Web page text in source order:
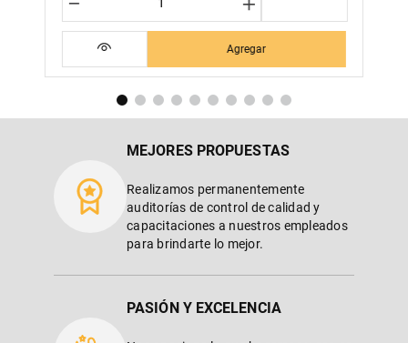
Agregar
MEJORES PROPUESTAS
Realizamos permanentemente
auditorías de control de calidad y
capacitaciones a nuestros empleados
para brindarte lo mejor.
PASIÓN Y EXCELENCIA